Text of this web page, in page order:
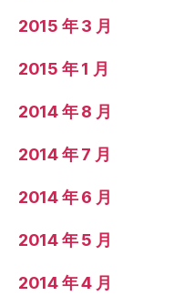
2015 年 3 月
2015 年 1 月
2014 年 8 月
2014 年 7 月
2014 年 6 月
2014 年 5 月
2014 年 4 月